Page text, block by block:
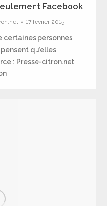
Facebook
17 février 2015
certaines personnes
qu’elles
: Presse-citron.net